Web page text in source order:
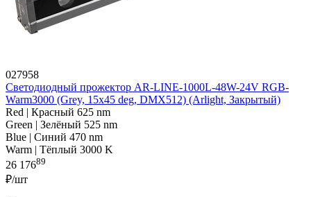
027958
Светодиодный прожектор AR-LINE-1000L-48W-24V RGB-
Warm3000 (Grey, 15x45 deg, DMX512) (Arlight, Закрытый)
Red | Красный 625 nm
Green | Зелёный 525 nm
Blue | Синий 470 nm
Warm | Тёплый 3000 K
26 17689
₽/шт